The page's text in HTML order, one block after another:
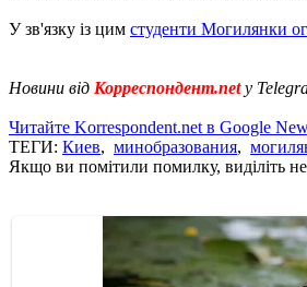
У зв'язку із цим студенти Могилянки
Новини від Корреспондент.netу
Читайте Korrespondent.net в Google
ТЕГИ: Киев, минобразования,
Якщо ви помітили помилку, виділіть